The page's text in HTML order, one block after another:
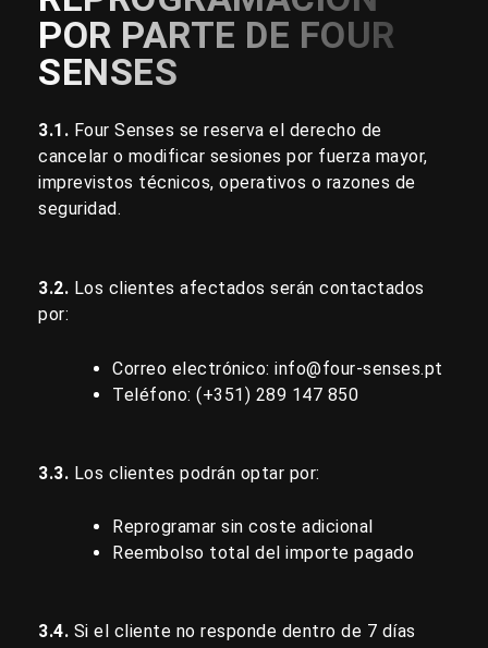
POR PARTE DE FOUR
SENSES
3.1. Four Senses se reserva el derecho de
cancelar o modificar sesiones por fuerza mayor,
imprevistos técnicos, operativos o razones de
seguridad.
3.2. Los clientes afectados serán contactados
por:
Correo electrónico: info@four-senses.pt
Teléfono: (+351) 289 147 850
3.3. Los clientes podrán optar por:
Reprogramar sin coste adicional
Reembolso total del importe pagado
3.4. Si el cliente no responde dentro de 7 días